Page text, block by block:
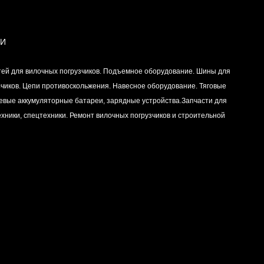
для вилочных погрузчиков. Подъемное оборудование. Шины для
Цепи противоскольжения. Навесное оборудование. Тяговые
аккумуляторные батареи, зарядные устройства.Запчасти для
спецтехники. Ремонт вилочных погрузчиков и строительной